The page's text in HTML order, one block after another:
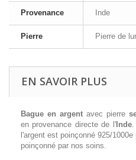
Provenance Inde
Pierre Pierre de
EN SAVOIR PLUS
Bague en argent avec pierre
en provenance directe de l'Inde.
l'argent est poinçonné 925/
poinçonné par nos soins.